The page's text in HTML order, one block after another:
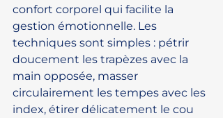
confort corporel qui facilite la
gestion émotionnelle. Les
techniques sont simples : pétrir
doucement les trapèzes avec la
main opposée, masser
circulairement les tempes avec les
index, étirer délicatement le cou